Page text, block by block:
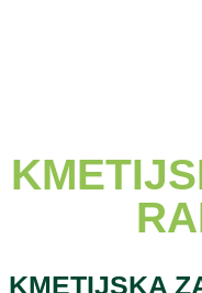
KMETIJSKA